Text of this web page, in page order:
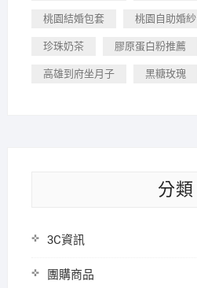
桃園結婚包套 桃園自助婚紗
珍珠奶茶 膠原蛋白粉推薦
高雄到府坐月子 黑糖玫瑰
分類
3C資訊
團購商品